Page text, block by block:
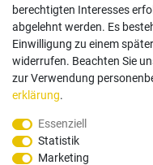
Zahlungsarten
Paypal
Versand Dienstleister
berechtigten Interesses
abgelehnt werden. Es
Einwilligung zu einem
widerrufen. Beachten Sie
zur Verwendung
erklärung.
Essenziell
Statistik
Marketing